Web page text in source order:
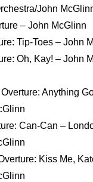
John
– John McGlinn
Tip-Toes – John
Oh, Kay! – John
Anything
Can-Can –
Kiss Me,